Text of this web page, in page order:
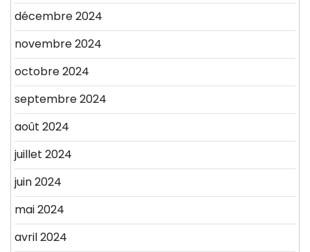
décembre 2024
novembre 2024
octobre 2024
septembre 2024
août 2024
juillet 2024
juin 2024
mai 2024
avril 2024